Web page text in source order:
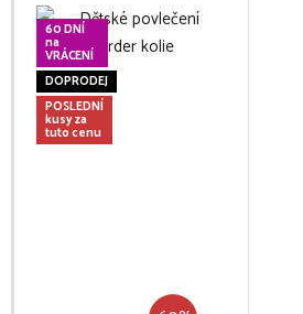
60 DNÍ
na
VRÁCENÍ
DOPRODEJ
POSLEDNÍ
kusy za
tuto cenu